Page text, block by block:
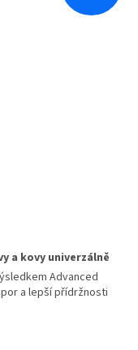
a kovy univerzálně
Advanced
a lepší přídržnosti